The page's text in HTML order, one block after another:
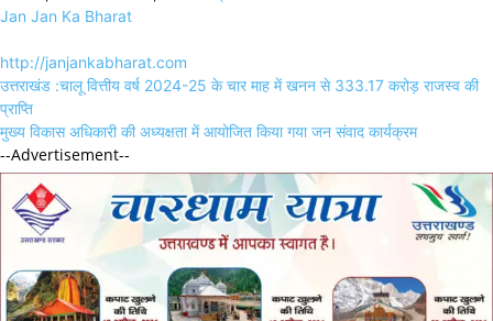
Jan Jan Ka Bharat
http://janjankabharat.com
Post
navigation
उत्तराखंड :चालू वित्तीय वर्ष 2024-25 के चार माह में खनन से 333.17 करोड़ राजस्व की
प्राप्ति
मुख्य विकास अधिकारी की अध्यक्षता में आयोजित किया गया जन संवाद कार्यक्रम
--Advertisement--